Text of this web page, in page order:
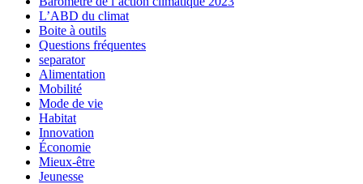
L’ABD du climat
Boite à outils
Questions fréquentes
separator
Alimentation
Mobilité
Mode de vie
Habitat
Innovation
Économie
Mieux-être
Jeunesse